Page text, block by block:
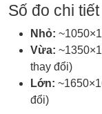
Số đo chi
Nhỏ:
Vừa:
thay đổi)
Lớn:
đổi)